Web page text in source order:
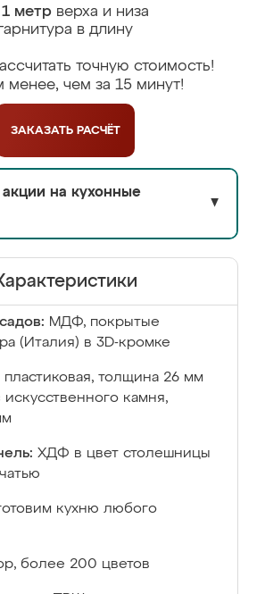
1 метрверха и низа
в длину
точную стоимость!
менее, чем за 15 минут!
ЗАКАЗАТЬ РАСЧЁТ
акции на кухонные
▼
МДФ, покрытые
(Италия) в 3D-кромке
пластиковая, толщина 26 мм
камня,
ХДФ в цвет столешницы
кухню любого
более 200 цветов